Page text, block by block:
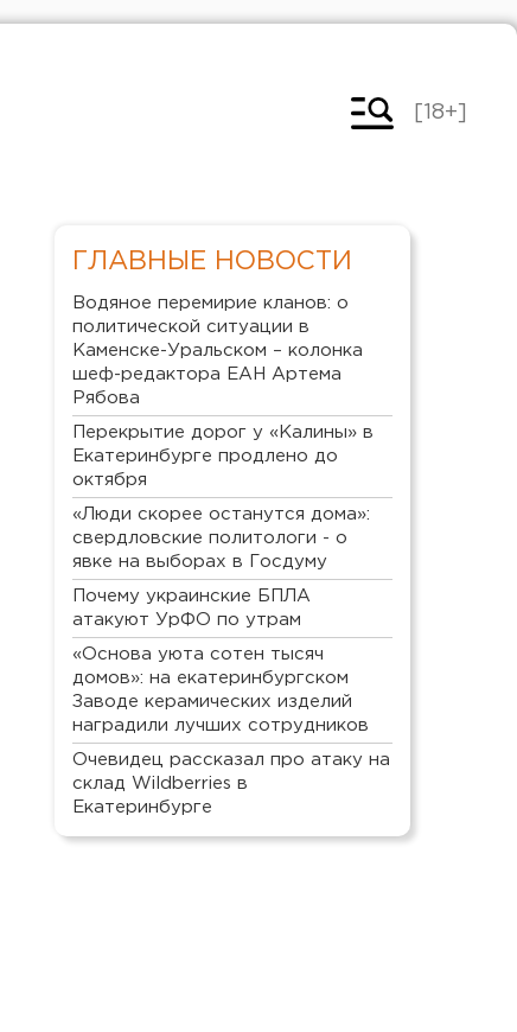
[18+]
ГЛАВНЫЕ НОВОСТИ
Водяное перемирие кланов: о
политической ситуации в
Каменске-Уральском – колонка
шеф-редактора ЕАН Артема
Рябова
Перекрытие дорог у «Калины» в
Екатеринбурге продлено до
октября
«Люди скорее останутся дома»:
свердловские политологи - о
явке на выборах в Госдуму
Почему украинские БПЛА
атакуют УрФО по утрам
«Основа уюта сотен тысяч
домов»: на екатеринбургском
Заводе керамических изделий
наградили лучших сотрудников
Очевидец рассказал про атаку на
склад Wildberries в
Екатеринбурге